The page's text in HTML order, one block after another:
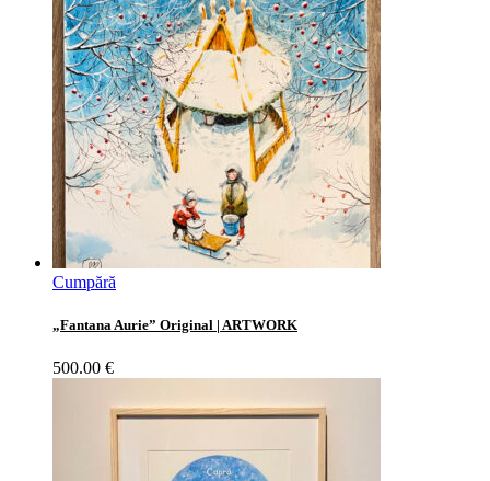
Cumpără
„Fantana Aurie” Original | ARTWORK
500.00 €